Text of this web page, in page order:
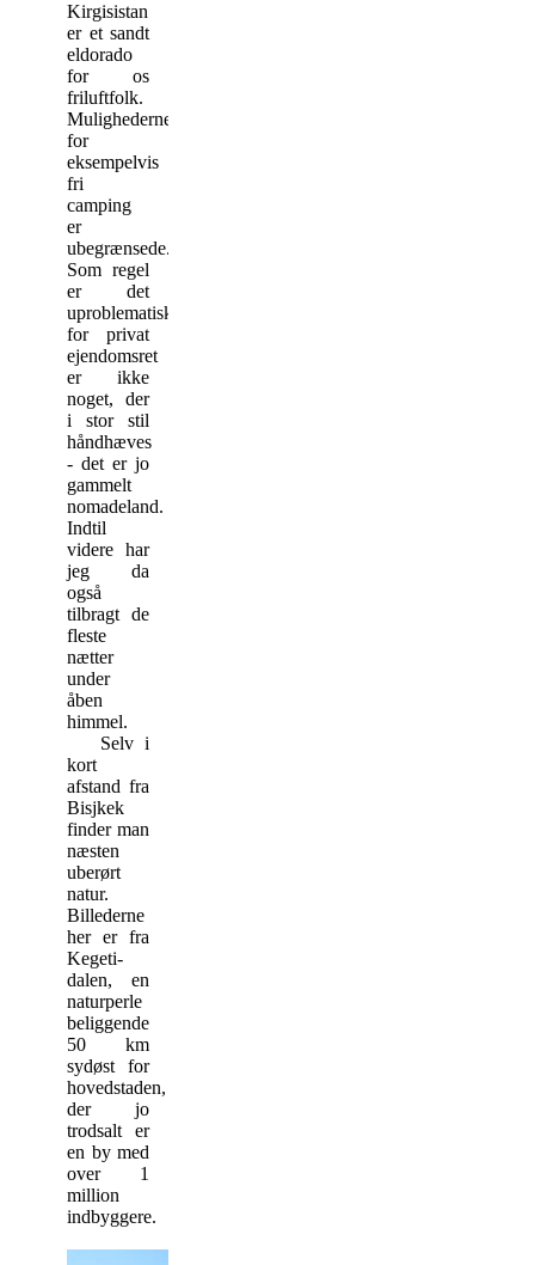
Kirgisistan
er et sandt
eldorado
for os
friluftfolk.
Mulighederne
for
eksempelvis
fri
camping
er
ubegrænsede.
Som regel
er det
uproblematisk,
for privat
ejendomsret
er ikke
noget, der
i stor stil
håndhæves
- det er jo
gammelt
nomadeland.
Indtil
videre har
jeg da
også
tilbragt de
fleste
nætter
under
åben
himmel.
Selv i
kort
afstand fra
Bisjkek
finder man
næsten
uberørt
natur.
Billederne
her er fra
Kegeti-
dalen, en
naturperle
beliggende
50 km
sydøst for
hovedstaden,
der jo
trodsalt er
en by med
over 1
million
indbyggere.